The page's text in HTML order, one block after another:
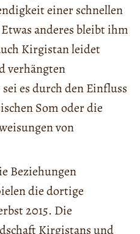
einer schnellen
anderes bleibt ihm
Kirgistan leidet
verhängten
es durch den Einfluss
Som oder die
von
Beziehungen
die dortige
2015. Die
Kirgistans und